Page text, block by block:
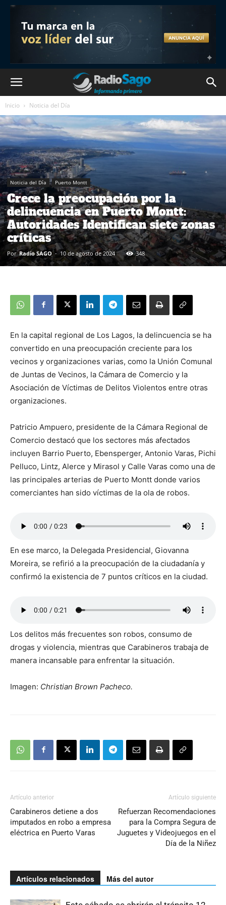
Inicio Noticia del Día
Noticia del Día Puerto Montt
Crece la preocupación por la
delincuencia en Puerto Montt:
Autoridades Identifican siete zonas
críticas
Por Radio SAGO - 10 de agosto de 2024 348
En la capital regional de Los Lagos, la delincuencia se ha
convertido en una preocupación creciente para los
vecinos y organizaciones varias, como la Unión Comunal
de Juntas de Vecinos, la Cámara de Comercio y la
Asociación de Víctimas de Delitos Violentos entre otras
organizaciones.
Patricio Ampuero, presidente de la Cámara Regional de
Comercio destacó que los sectores más afectados
incluyen Barrio Puerto, Ebensperger, Antonio Varas, Pichi
Pelluco, Lintz, Alerce y Mirasol y Calle Varas como una de
las principales arterias de Puerto Montt donde varios
comerciantes han sido víctimas de la ola de robos.
En ese marco, la Delegada Presidencial, Giovanna
Moreira, se refirió a la preocupación de la ciudadanía y
confirmó la existencia de 7 puntos críticos en la ciudad.
Los delitos más frecuentes son robos, consumo de
drogas y violencia, mientras que Carabineros trabaja de
manera incansable para enfrentar la situación.
Imagen: Christian Brown Pacheco.
Artículo anterior
Carabineros detiene a dos
imputados en robo a empresa
eléctrica en Puerto Varas
Artículo siguiente
Refuerzan Recomendaciones
para la Compra Segura de
Juguetes y Videojuegos en el
Día de la Niñez
Artículos relacionados Más del autor